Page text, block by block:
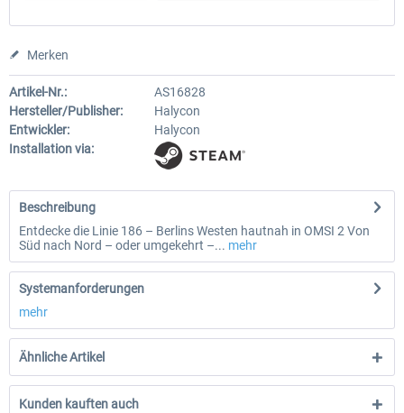
Merken
Artikel-Nr.:
AS16828
Hersteller/Publisher:
Halycon
Entwickler:
Halycon
Installation via:
Beschreibung
Entdecke die Linie 186 – Berlins Westen hautnah in OMSI 2 Von
Süd nach Nord – oder umgekehrt –... mehr
Systemanforderungen
mehr
Ähnliche Artikel
Kunden kauften auch